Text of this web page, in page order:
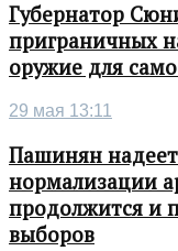
Губернатор
приграничных
оружие для
29 мая 13:11
Пашинян
нормализации
продолжится и
выборов